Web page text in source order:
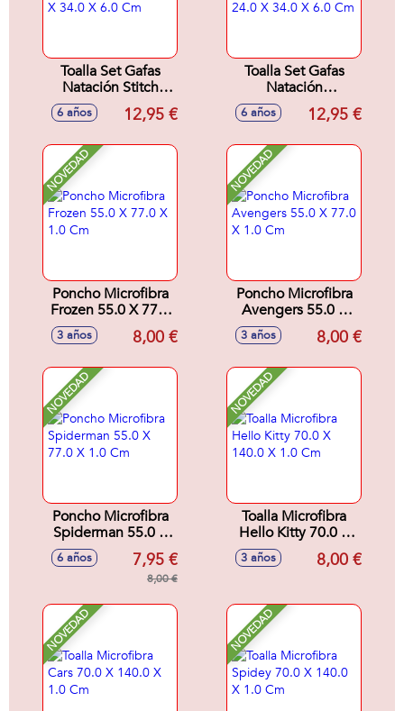
Toalla Set Gafas
Natación Stitch
24.0 X 34.0 X 6.0
6 años 12,95 €
Toalla Set Gafas
Natación
Spiderman 24.0 X
34.0 X 6.0 Cm
6 años 12,95 €
NOVEDAD
Poncho Microfibra
Frozen 55.0 X 77.0
X 1.0 Cm
3 años 8,00 €
NOVEDAD
Poncho Microfibra
Avengers 55.0 X
77.0 X 1.0 Cm
3 años 8,00 €
NOVEDAD
Poncho Microfibra
Spiderman 55.0 X
77.0 X 1.0 Cm
6 años 7,95 €
8,00 €
NOVEDAD
Toalla Microfibra
Hello Kitty 70.0 X
140.0 X 1.0 Cm
3 años 8,00 €
NOVEDAD NOVEDAD